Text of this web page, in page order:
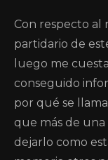
Con respecto al
partidario de
luego me
conseguido
por qué se
que más de una
dejarlo como